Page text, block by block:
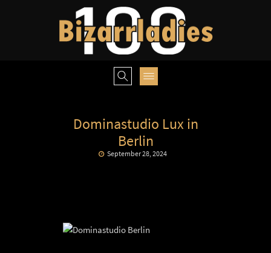
Dominastudio Lux in
Berlin
September 28, 2024